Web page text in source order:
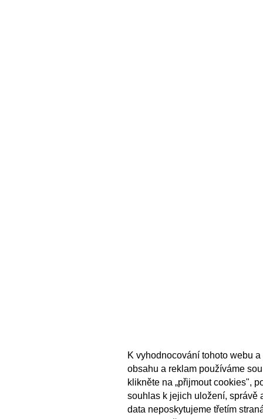
K vyhodnocování tohoto webu
obsahu a reklam používáme
klikněte na „přijmout cookies",
souhlas k jejich uložení, správě
data neposkytujeme třetím